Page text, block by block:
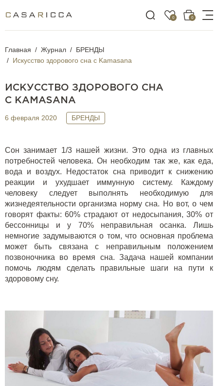
0 0
Главная Журнал
БРЕНДЫ
Искусство здорового сна с Kamasana
ИСКУССТВО ЗДОРОВОГО СНА
С KAMASANA
6 февраля 2020 БРЕНДЫ
Сон занимает 1/3 нашей жизни. Это одна из главных
потребностей человека. Он необходим так же, как еда,
вода и воздух. Недостаток сна приводит к снижению
реакции и ухудшает иммунную систему. Каждому
человеку следует выполнять необходимую для
жизнедеятельности организма норму сна. Но вот, о чем
говорят факты: 60% страдают от недосыпания, 30% от
бессонницы и у 70% неправильная осанка. Лишь
немногие задумываются о том, что основная проблема
может быть связана с неправильным положением
позвоночника во время сна. Задача нашей компании
помочь людям сделать правильные шаги на пути к
здоровому сну.